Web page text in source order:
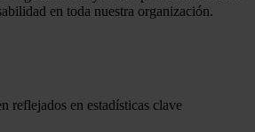
en toda nuestra organización.
reflejados en estadísticas clave